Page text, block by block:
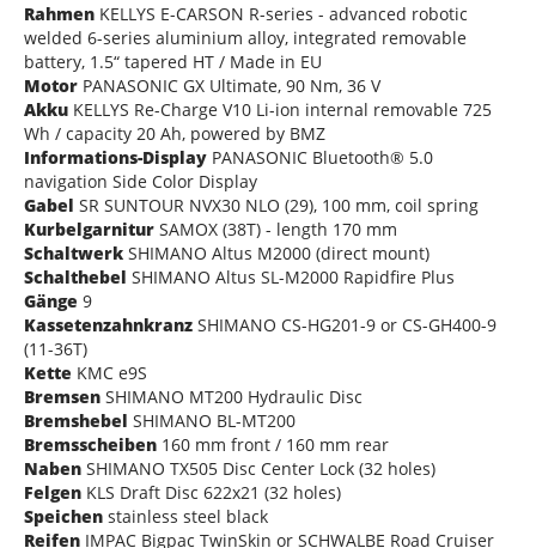
Rahmen KELLYS E-CARSON R-series - advanced robotic
welded 6-series aluminium alloy, integrated removable
battery, 1.5“ tapered HT / Made in EU
Motor PANASONIC GX Ultimate, 90 Nm, 36 V
Akku KELLYS Re-Charge V10 Li-ion internal removable 725
Wh / capacity 20 Ah, powered by BMZ
Informations-Display PANASONIC Bluetooth® 5.0
navigation Side Color Display
Gabel SR SUNTOUR NVX30 NLO (29), 100 mm, coil spring
Kurbelgarnitur SAMOX (38T) - length 170 mm
Schaltwerk SHIMANO Altus M2000 (direct mount)
Schalthebel SHIMANO Altus SL-M2000 Rapidfire Plus
Gänge 9
Kassetenzahnkranz SHIMANO CS-HG201-9 or CS-GH400-9
(11-36T)
Kette KMC e9S
Bremsen SHIMANO MT200 Hydraulic Disc
Bremshebel SHIMANO BL-MT200
Bremsscheiben 160 mm front / 160 mm rear
Naben SHIMANO TX505 Disc Center Lock (32 holes)
Felgen KLS Draft Disc 622x21 (32 holes)
Speichen stainless steel black
Reifen IMPAC Bigpac TwinSkin or SCHWALBE Road Cruiser